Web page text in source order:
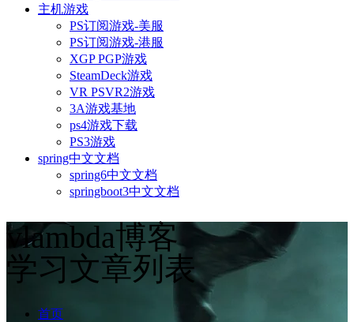
主机游戏
PS订阅游戏-美服
PS订阅游戏-港服
XGP PGP游戏
SteamDeck游戏
VR PSVR2游戏
3A游戏基地
ps4游戏下载
PS3游戏
spring中文文档
spring6中文文档
springboot3中文文档
vlambda博客
学习文章列表
首页